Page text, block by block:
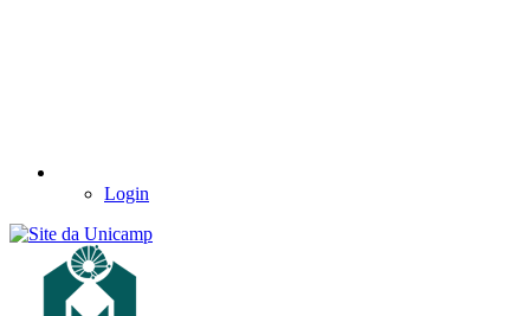
Login